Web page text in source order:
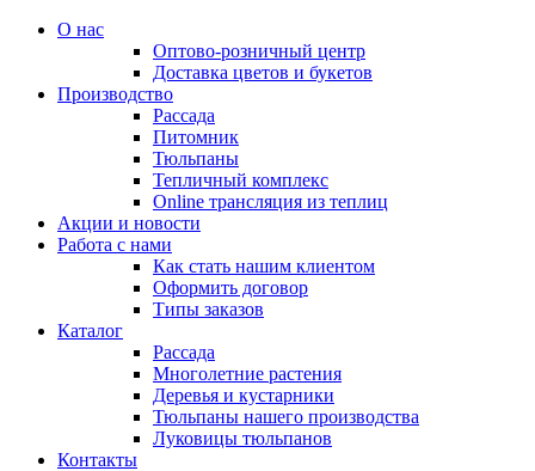
О нас
Оптово-розничный центр
Доставка цветов и букетов
Производство
Рассада
Питомник
Тюльпаны
Тепличный комплекс
Online трансляция из теплиц
Акции и новости
Работа с нами
Как стать нашим клиентом
Оформить договор
Типы заказов
Каталог
Рассада
Многолетние растения
Деревья и кустарники
Тюльпаны нашего производства
Луковицы тюльпанов
Контакты